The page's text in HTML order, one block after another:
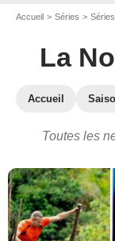
Accueil Séries
La
Accueil
Toutes les